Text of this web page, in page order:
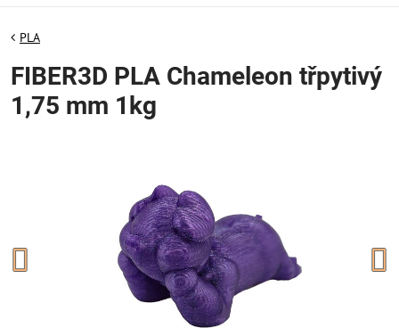
PLA
FIBER3D PLA Chameleon třpytivý
1,75 mm 1kg